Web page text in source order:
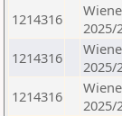
1214316
2025/
1214316
2025/
1214316
2025/